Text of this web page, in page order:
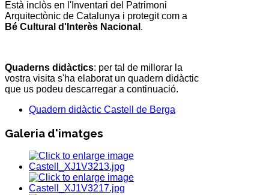
Està inclòs en l'Inventari del Patrimoni
Arquitectònic de Catalunya i protegit com a
Bé Cultural d'Interès Nacional .
Quaderns didàctics: per tal de millorar la
vostra visita s'ha elaborat un quadern didàctic
que us podeu descarregar a continuació.
Quadern didàctic Castell de Berga
Galeria d'imatges